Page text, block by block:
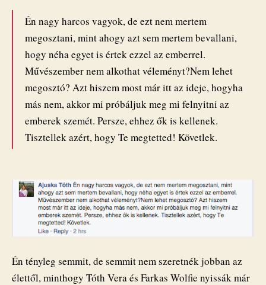
Én nagy harcos vagyok, de ezt nem mertem
megosztani, mint ahogy azt sem mertem bevallani,
hogy néha egyet is értek ezzel az emberrel.
Művészember nem alkothat véleményt?Nem lehet
megosztó? Azt hiszem most már itt az ideje, hogyha
más nem, akkor mi próbáljuk meg mi felnyitni az
emberek szemét. Persze, ehhez ők is kellenek.
Tisztellek azért, hogy Te megtetted! Követlek.
Én tényleg semmit, de semmit nem szeretnék jobban az
élettől, minthogy Tóth Vera és Farkas Wolfie nyissák már